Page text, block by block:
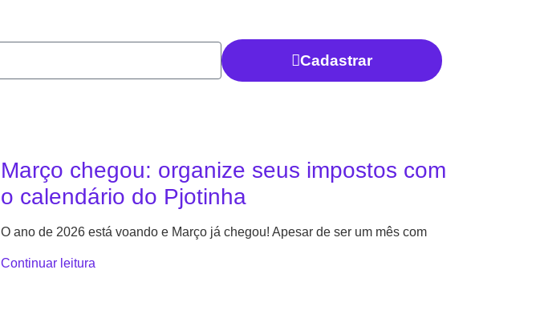
Cadastrar
Março chegou: organize seus impostos com
o calendário do Pjotinha
O ano de 2026 está voando e Março já chegou! Apesar de ser um mês com
Continuar leitura